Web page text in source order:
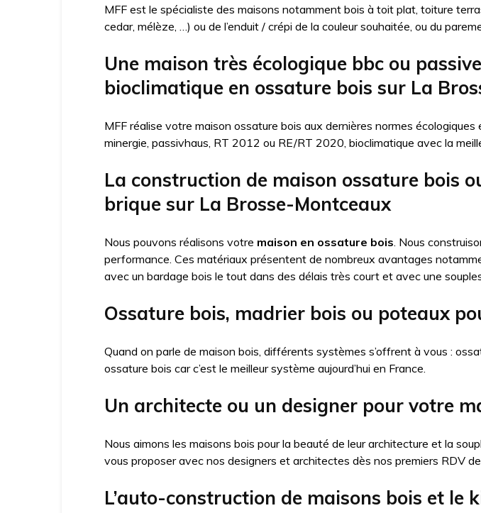
MFF est le spécialiste des maisons notamment bois à toit plat, toiture
cedar, mélèze, …) ou de l’enduit / crépi de la couleur souhaitée, ou du
Une maison très écologique bbc ou
bioclimatique en ossature bois sur La
MFF réalise votre maison ossature bois aux dernières normes
minergie, passivhaus, RT 2012 ou RE/RT 2020, bioclimatique avec la
La construction de maison ossature bois
brique sur La Brosse-Montceaux
Nous pouvons réalisons votre maison en ossature bois. Nous
performance. Ces matériaux présentent de nombreux avantages
avec un bardage bois le tout dans des délais très court et avec une
Ossature bois, madrier bois ou poteaux
Quand on parle de maison bois, différents systèmes s’offrent à vous :
ossature bois car c’est le meilleur système aujourd’hui en France.
Un architecte ou un designer pour votre
Nous aimons les maisons bois pour la beauté de leur architecture et la
vous proposer avec nos designers et architectes dès nos premiers RDV
L’auto-construction de maisons bois et le